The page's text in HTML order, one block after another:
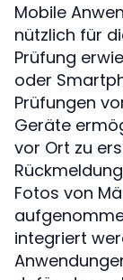
Mobile
nützlich für
Prüfung
oder
Prüfungen
Geräte
vor Ort zu
Fotos von
integriert